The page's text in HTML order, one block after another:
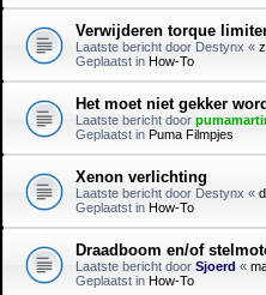
Verwijderen torque
Laatste bericht door Destynx «
Geplaatst in How-To
Het moet niet gekker
Laatste bericht door
Geplaatst in Puma Filmpjes
Xenon verlichting
Laatste bericht door Destynx «
Geplaatst in How-To
Draadboom en/of
Laatste bericht door Sjoerd «
Geplaatst in How-To